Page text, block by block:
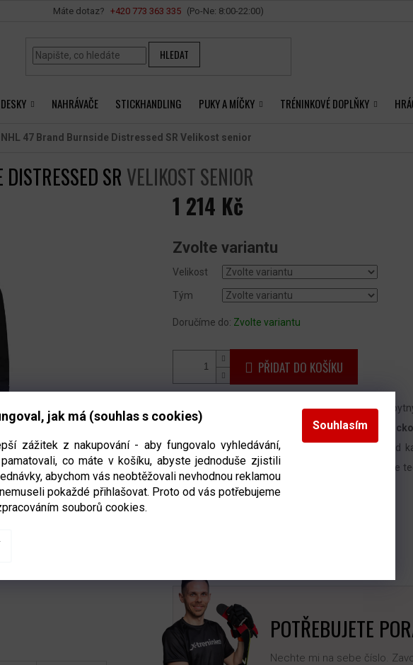
jak má (souhlas s cookies)
zážitek z nakupování - aby fungovalo vyhledávání,
co máte v košíku, abyste jednoduše zjistili
abychom vás neobtěžovali nevhodnou reklamou
pokaždé přihlašovat. Proto od vás potřebujeme
souborů cookies.
Souhlasím
+420 ‭773 363 335
Vše o nákupu
HLEDAT
NAHRÁVAČE STICKHANDLING PUKY A MÍČKY TRÉNINKOVÉ DOPLŇKY
47 Brand Burnside Distressed SR Velikost senior
SR VELIKOST SENIOR
1 214 Kč
cena:
Zvolte variantu
Velikost
Tým
Doručíme do: Zvolte variantu
PŘIDAT DO KOŠÍKU
Mikina NHL 47 Brand Burnside Distressed je
je vybavena kapucí a
a pasu jsou zakončené žebrovaným lemem. Pod
rychlé nastavení velikosti.
, je
nejen do zimních měsíců.
POTŘEBUJETE
Nechte mi na sebe číslo.